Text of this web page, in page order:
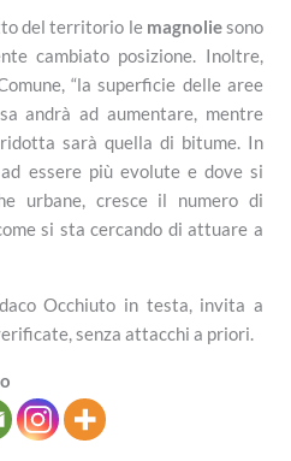
del territorio le magnoliesono
cambiato posizione. Inoltre,
“la superficie delle aree
andrà ad aumentare, mentre
sarà quella di bitume. In
essere più evolute e dove si
urbane, cresce il numero di
si sta cercando di attuare a
Occhiuto in testa, invita a
senza attacchi a priori.